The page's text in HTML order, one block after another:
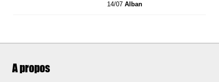
14/07Alban
A propos